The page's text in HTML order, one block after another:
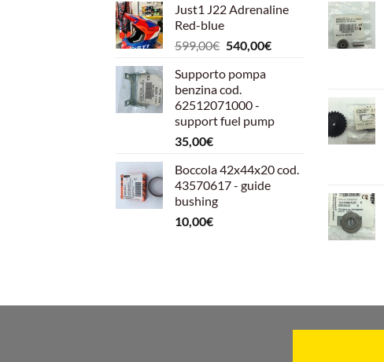
Just1 J22 Adrenaline
Red-blue
599,00€ Il
originale
era:
599,00€.
540,00€Il
Supporto pompa
benzina cod.
62512071000 -
support fuel pump
35,00€
Boccola 42x44x20 cod.
43570617 - guide
bushing
10,00€